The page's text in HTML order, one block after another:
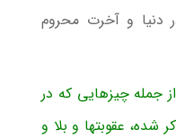
دنیا و آخرت محروم
جمله چیزهایی که در
شده، عقوبتها و بلا و